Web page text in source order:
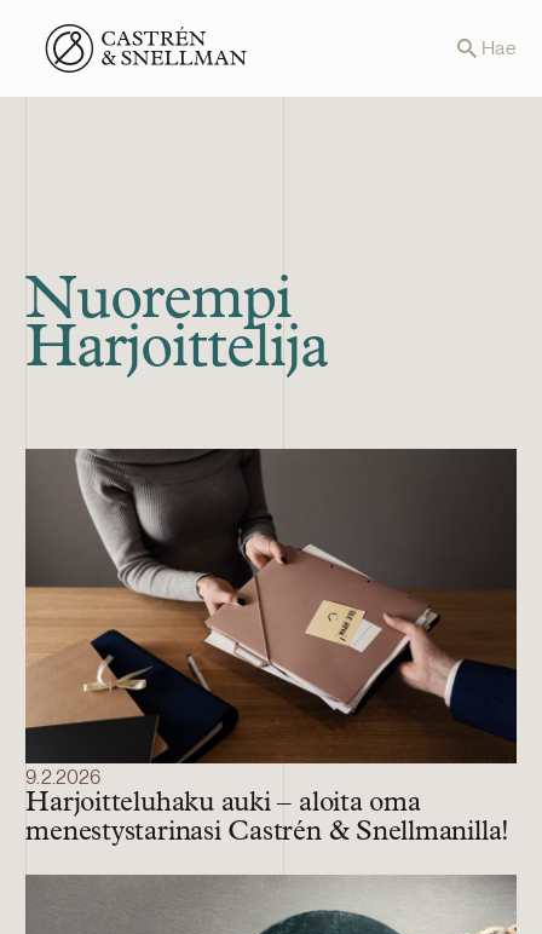
Front page Hae
Nuorempi
Harjoittelija
9.2.2026
Harjoitteluhaku auki – aloita oma
menestystarinasi Castrén & Snellmanilla!